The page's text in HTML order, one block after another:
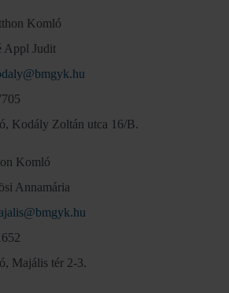
Komló
Appl Judit
Kodály Zoltán utca 16/B.
Komló
Annamária
Majális tér 2-3.